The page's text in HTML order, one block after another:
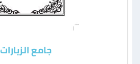
جامع الزيارات